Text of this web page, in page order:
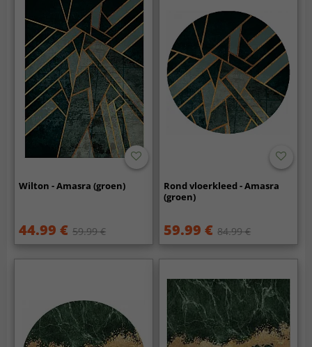
Wilton - Amasra (groen)
44.99 € 59.99 €
Rond vloerkleed - Amasra
(groen)
59.99 € 84.99 €